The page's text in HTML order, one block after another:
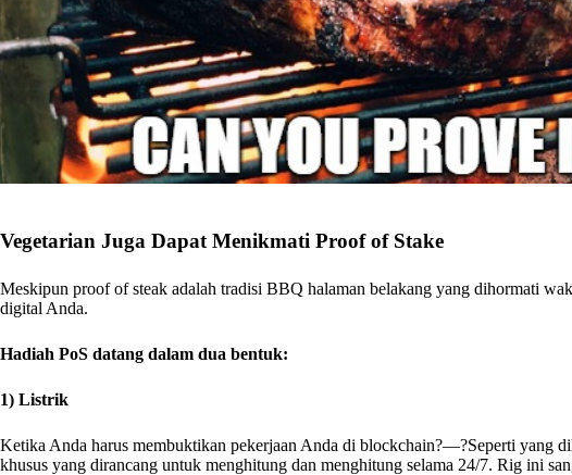
Vegetarian Juga Dapat Menikmati Proof of Stake
Meskipun proof of steak adalah tradisi BBQ halaman belakang yang dihormati
digital Anda.
Hadiah PoS datang dalam dua bentuk:
1) Listrik
Ketika Anda harus membuktikan pekerjaan Anda di blockchain?—?Seperti yang
khusus yang dirancang untuk menghitung dan menghitung selama 24/7. Rig ini